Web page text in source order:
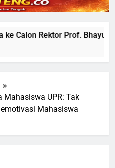
Rektor Prof. Bhayu
Mahasiswa UPR: Tak
Mahasiswa